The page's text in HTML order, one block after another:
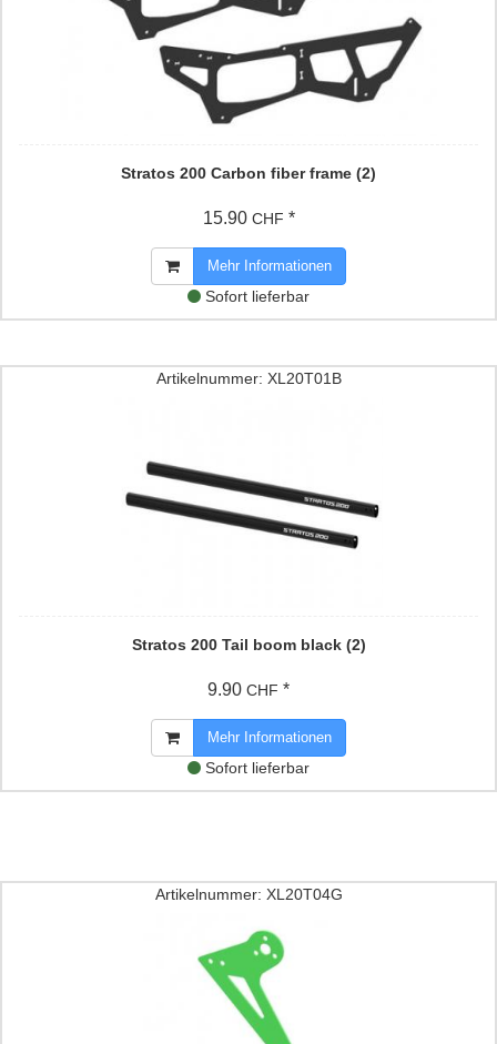
Stratos 200 Carbon fiber frame (2)
15.90 CHF *
Mehr Informationen
Sofort lieferbar
Artikelnummer: XL20T01B
Stratos 200 Tail boom black (2)
9.90 CHF *
Mehr Informationen
Sofort lieferbar
Artikelnummer: XL20T04G